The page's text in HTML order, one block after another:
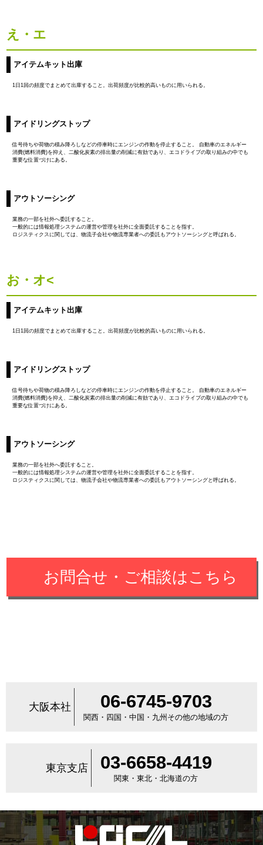
え・エ
アイテムキット出庫
1日1回の頻度でまとめて出庫すること。出荷頻度が比較的高いものに用いられる。
アイドリングストップ
信号待ちや荷物の積み降ろしなどの停車時にエンジンの作動を停止すること。 自動車のエネルギー
消費(燃料消費)を抑え、二酸化炭素の排出量の削減に有効であり、エコドライブの取り組みの中でも
重要な位置づけにある。
アウトソーシング
業務の一部を社外へ委託すること。
一般的には情報処理システムの運営や管理を社外に全面委託することを指す。
ロジスティクスに関しては、物流子会社や物流専業者への委託もアウトソーシングと呼ばれる。
お・オ<
アイテムキット出庫
1日1回の頻度でまとめて出庫すること。出荷頻度が比較的高いものに用いられる。
アイドリングストップ
信号待ちや荷物の積み降ろしなどの停車時にエンジンの作動を停止すること。 自動車のエネルギー
消費(燃料消費)を抑え、二酸化炭素の排出量の削減に有効であり、エコドライブの取り組みの中でも
重要な位置づけにある。
アウトソーシング
業務の一部を社外へ委託すること。
一般的には情報処理システムの運営や管理を社外に全面委託することを指す。
ロジスティクスに関しては、物流子会社や物流専業者への委託もアウトソーシングと呼ばれる。
お問合せ・ご相談はこちら
大阪本社 06-6745-9703
関西・四国・中国・九州その他の地域の方
東京支店 03-6658-4419
関東・東北・北海道の方